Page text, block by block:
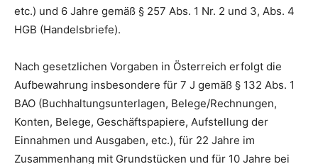
etc.) und 6 Jahre gemäß § 257 Abs. 1 Nr. 2 und 3, Abs. 4
HGB (Handelsbriefe).
Nach gesetzlichen Vorgaben in Österreich erfolgt die
Aufbewahrung insbesondere für 7 J gemäß § 132 Abs. 1
BAO (Buchhaltungsunterlagen, Belege/Rechnungen,
Konten, Belege, Geschäftspapiere, Aufstellung der
Einnahmen und Ausgaben, etc.), für 22 Jahre im
Zusammenhang mit Grundstücken und für 10 Jahre bei